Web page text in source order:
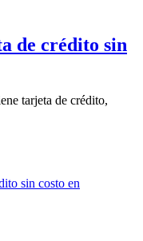
de crédito sin
tarjeta de crédito,